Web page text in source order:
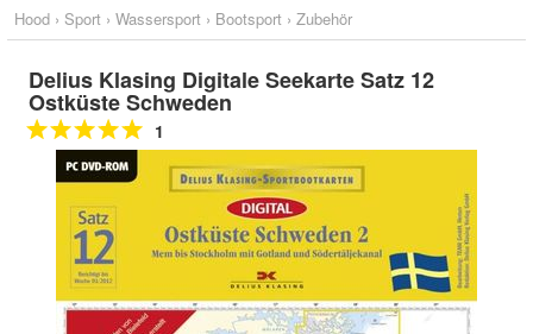
Hood › Sport › Wassersport › Bootsport › Zubehör
Delius Klasing Digitale Seekarte Satz 12
Ostküste Schweden
1